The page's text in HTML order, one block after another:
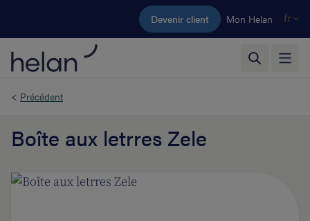
Aller au contenu principal
Devenir client Mon Helan fr
< Précédent
Boîte aux letrres Zele